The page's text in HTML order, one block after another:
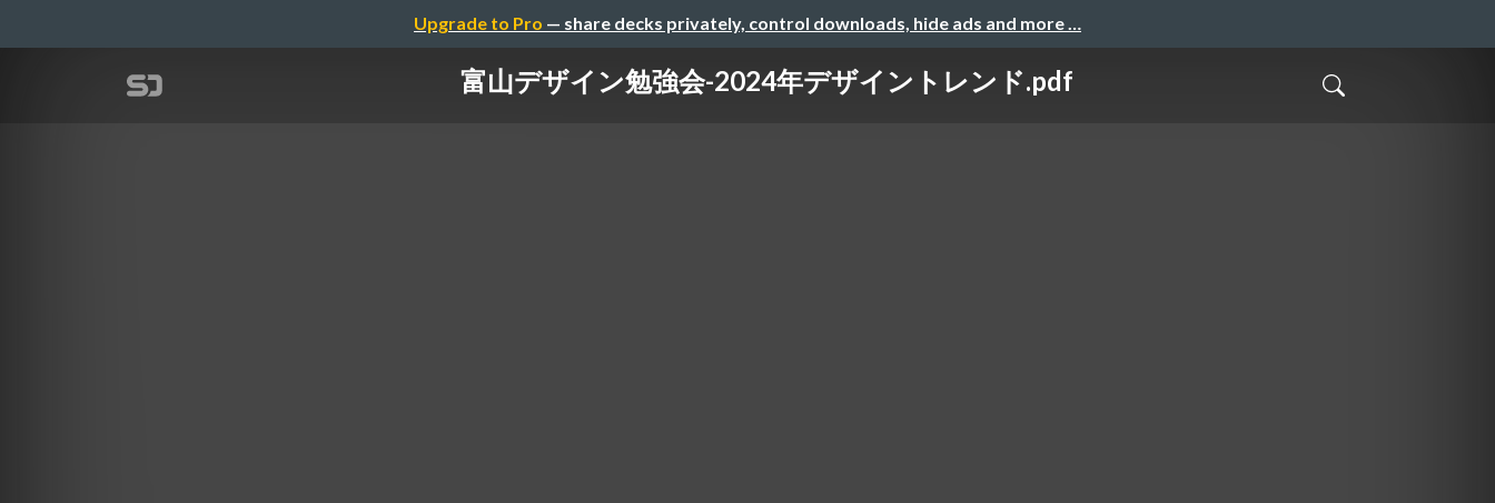
Upgrade to Pro — share decks privately, control downloads, hide ads and more …
富山デザイン勉強会-2024年デザイントレンド.pdf